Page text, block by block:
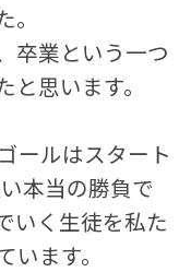
卒業という一つ
思います。
ールはスタート
本当の勝負で
いく生徒を私た
ます。